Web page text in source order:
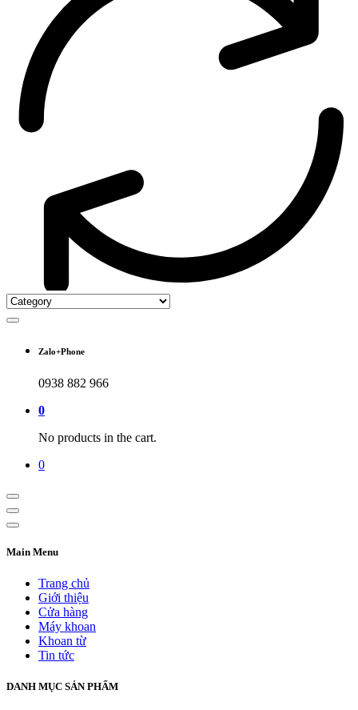
Zalo+Phone
0938 882 966
0
No products in the cart.
0
Main Menu
Trang chủ
Giới thiệu
Cửa hàng
Máy khoan
Khoan từ
Tin tức
DANH MỤC SẢN PHẨM